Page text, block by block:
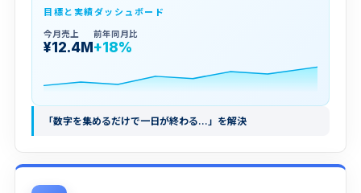
目標と実績ダッシュボード
今月売上
¥12.4M
前年同月比
+18%
「数字を集めるだけで一日が終わる…」を解決